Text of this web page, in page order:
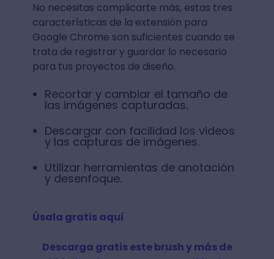
No necesitas complicarte más, estas tres
características de la extensión para
Google Chrome son suficientes cuando se
trata de registrar y guardar lo necesario
para tus proyectos de diseño.
Recortar y cambiar el tamaño de
las imágenes capturadas.
Descargar con facilidad los videos
y las capturas de imágenes.
Utilizar herramientas de anotación
y desenfoque.
Úsala gratis aquí
Descarga gratis este brush y más de